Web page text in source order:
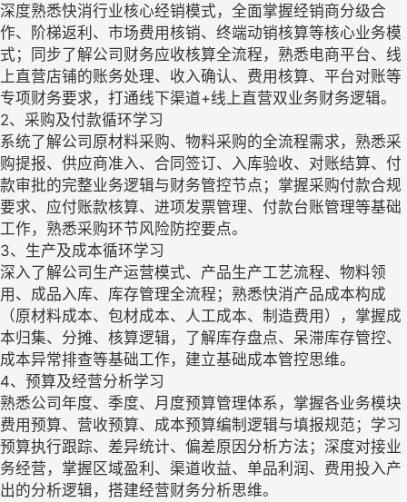
深度熟悉快消行业核心经销模式，全面掌握经销商分级合
作、阶梯返利、市场费用核销、终端动销核算等核心业务模
式；同步了解公司财务应收核算全流程，熟悉电商平台、线
上直营店铺的账务处理、收入确认、费用核算、平台对账等
专项财务要求，打通线下渠道+线上直营双业务财务逻辑。
2、采购及付款循环学习
系统了解公司原材料采购、物料采购的全流程需求，熟悉采
购提报、供应商准入、合同签订、入库验收、对账结算、付
款审批的完整业务逻辑与财务管控节点；掌握采购付款合规
要求、应付账款核算、进项发票管理、付款台账管理等基础
工作，熟悉采购环节风险防控要点。
3、生产及成本循环学习
深入了解公司生产运营模式、产品生产工艺流程、物料领
用、成品入库、库存管理全流程；熟悉快消产品成本构成
（原材料成本、包材成本、人工成本、制造费用），掌握成
本归集、分摊、核算逻辑，了解库存盘点、呆滞库存管控、
成本异常排查等基础工作，建立基础成本管控思维。
4、预算及经营分析学习
熟悉公司年度、季度、月度预算管理体系，掌握各业务模块
费用预算、营收预算、成本预算编制逻辑与填报规范；学习
预算执行跟踪、差异统计、偏差原因分析方法；深度对接业
务经营，掌握区域盈利、渠道收益、单品利润、费用投入产
出的分析逻辑，搭建经营财务分析思维。